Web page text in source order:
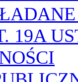
19A